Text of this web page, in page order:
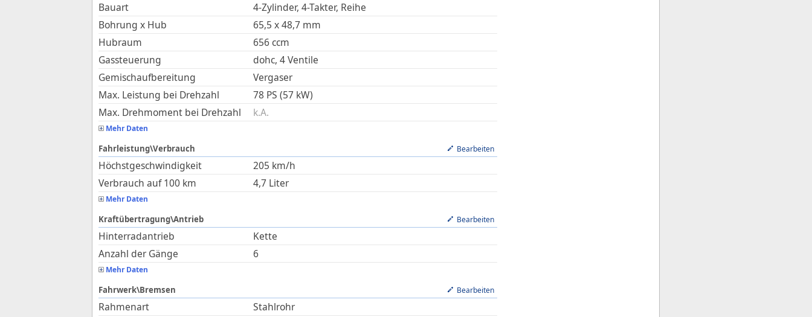
Bauart
4-Zylinder, 4-Takter, Reihe
Bohrung x Hub
65,5 x48,7 mm
Hubraum
656 ccm
Gassteuerung
dohc, 4 Ventile
Gemischaufbereitung
Vergaser
Max. Leistung bei Drehzahl
78 PS (57 kW)
Max. Drehmoment bei Drehzahl
k.A.
Mehr Daten
Fahrleistung\Verbrauch Bearbeiten
Höchstgeschwindigkeit 205 km/h
Verbrauch auf 100 km
4,7 Liter
Mehr Daten
Kraftübertragung\Antrieb Bearbeiten
Hinterradantrieb
Kette
Anzahl der Gänge
6
Mehr Daten
Fahrwerk\Bremsen Bearbeiten
Rahmenart
Stahlrohr